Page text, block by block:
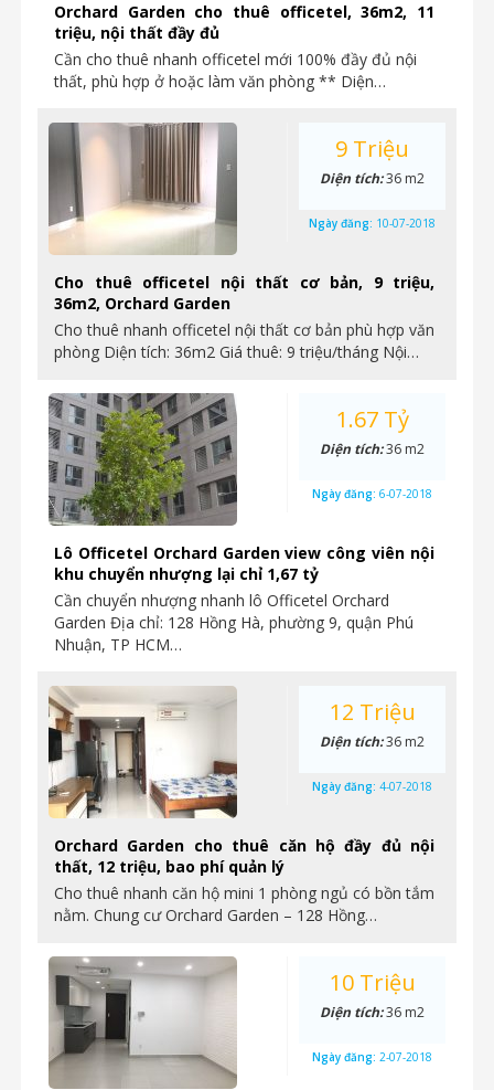
Orchard Garden cho thuê officetel, 36m2, 11
triệu, nội thất đầy đủ
Cần cho thuê nhanh officetel mới 100% đầy đủ nội
thất, phù hợp ở hoặc làm văn phòng ** Diện…
Cho thuê officetel nội thất cơ bản, 9 triệu,
36m2, Orchard Garden
Cho thuê nhanh officetel nội thất cơ bản phù hợp văn
phòng Diện tích: 36m2 Giá thuê: 9 triệu/tháng Nội…
9 Triệu
Diện tích:36 m2
Ngày đăng: 10-07-2018
Lô Officetel Orchard Garden view công viên nội
khu chuyển nhượng lại chỉ 1,67 tỷ
Cần chuyển nhượng nhanh lô Officetel Orchard
Garden Địa chỉ: 128 Hồng Hà, phường 9, quận Phú
Nhuận, TP HCM…
1.67 Tỷ
Diện tích:36 m2
Ngày đăng: 6-07-2018
Orchard Garden cho thuê căn hộ đầy đủ nội
thất, 12 triệu, bao phí quản lý
Cho thuê nhanh căn hộ mini 1 phòng ngủ có bồn tắm
nằm. Chung cư Orchard Garden – 128 Hồng…
12 Triệu
Diện tích:36 m2
Ngày đăng: 4-07-2018
10 Triệu
Diện tích:36 m2
Ngày đăng: 2-07-2018